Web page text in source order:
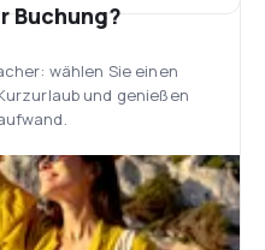
Buchung?
wählen Sie einen
und genießen